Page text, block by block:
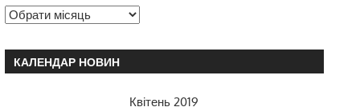
КАЛЕНДАР НОВИН
Квітень 2019